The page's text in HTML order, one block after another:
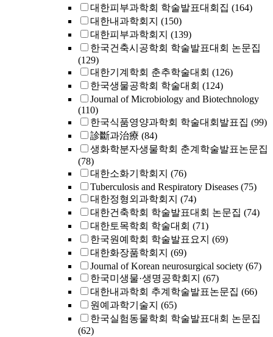
대한피부과학회 학술발표대회집 (164)
대한내과학회지 (150)
대한피부과학회지 (139)
한국건축시공학회 학술발표대회 논문집
(129)
대한기계학회 춘추학술대회 (126)
한국생물공학회 학술대회 (124)
Journal of Microbiology and Biotechnology
(110)
한국식품영양과학회 학술대회발표집 (99)
診斷과治療 (84)
생화학분자생물학회 춘계학술발표논문집
(78)
대한소화기학회지 (76)
Tuberculosis and Respiratory Diseases (75)
대한정형외과학회지 (74)
대한건축학회 학술발표대회 논문집 (74)
대한토목학회 학술대회 (71)
한국원예학회 학술발표요지 (69)
대한화장품학회지 (69)
Journal of Korean neurosurgical society (67)
한국미생물·생명공학회지 (67)
대한내과학회 추계학술발표논문집 (66)
원예과학기술지 (65)
한국실험동물학회 학술발표대회 논문집
(62)